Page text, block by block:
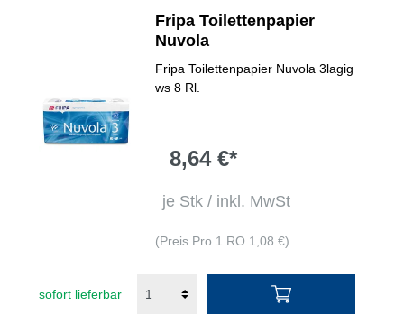
Fripa Toilettenpapier
Nuvola
Fripa Toilettenpapier Nuvola 3lagig
ws 8 Rl.
8,64 €*
je Stk / inkl. MwSt
(Preis Pro 1 RO 1,08 €)
sofort lieferbar